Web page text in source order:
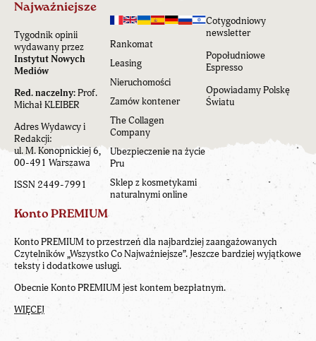
Najważniejsze
Tygodnik opinii
wydawany przez
Instytut Nowych
Mediów
Red. naczelny:Prof.
Michał KLEIBER
Adres Wydawcy i
Redakcji:
ul. M. Konopnickiej 6,
00-491 Warszawa
ISSN 2449-7991
Rankomat
Leasing
Nieruchomości
Zamów kontener
The Collagen
Company
Ubezpieczenie na życie
Pru
Sklep z kosmetykami
naturalnymi online
Cotygodniowy
newsletter
Popołudniowe
Espresso
Opowiadamy Polskę
Światu
Konto PREMIUM
Konto PREMIUM to przestrzeń dla najbardziej zaangażowanych
Czytelników „Wszystko Co Najważniejsze”. Jeszcze bardziej wyjątkowe
teksty i dodatkowe usługi.
Obecnie Konto PREMIUM jest kontem bezpłatnym.
WIĘCEJ